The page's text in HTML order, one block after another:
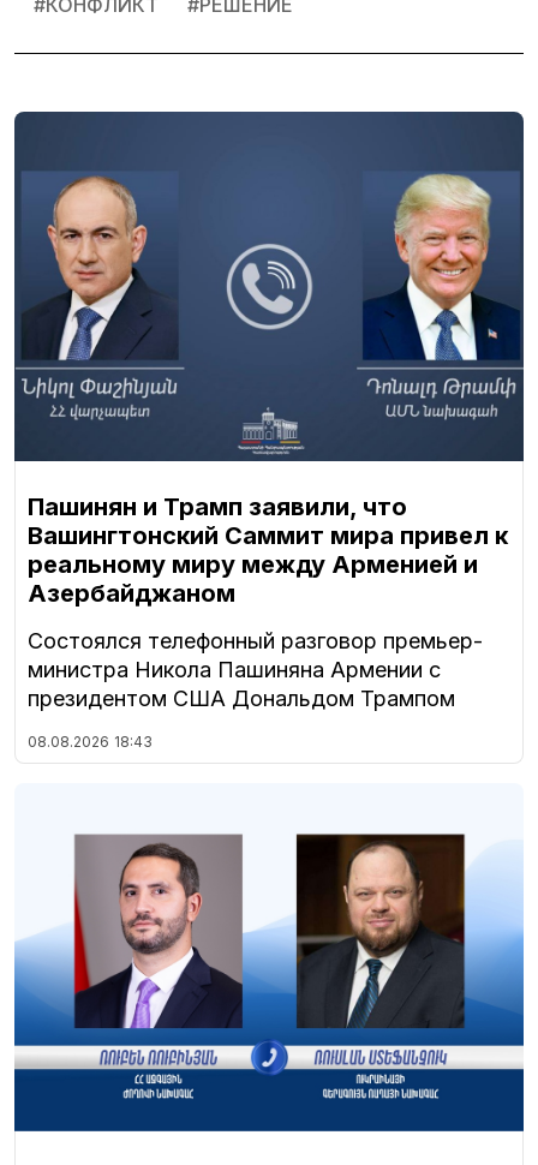
Пашинян и Трамп заявили, что
Вашингтонский Саммит мира привел к
реальному миру между Арменией и
Азербайджаном
Состоялся телефонный разговор премьер-
министра Никола Пашиняна Армении с
президентом США Дональдом Трампом
08.08.2026 18:43